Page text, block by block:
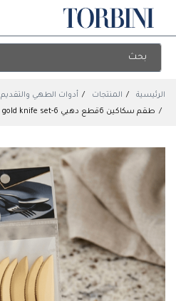
الرئيسية المنتجات
أدوات الطهي والتقديم
طقم سكاكين 6قطع دهبي 6-piece gold knife set